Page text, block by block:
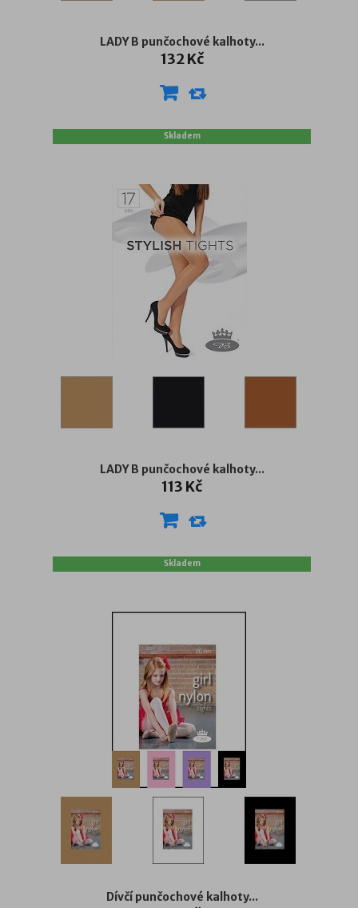
LADY B punčochové kalhoty...
132 Kč
Skladem
LADY B punčochové kalhoty...
113 Kč
Skladem
Dívčí punčochové kalhoty...